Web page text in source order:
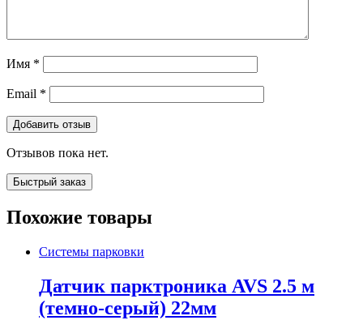
Имя *
Email *
Отзывов пока нет.
Быстрый заказ
Похожие товары
Системы парковки
Датчик парктроника AVS 2.5 м
(темно-серый) 22мм